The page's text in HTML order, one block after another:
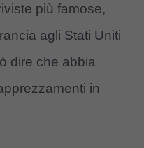
più famose,
agli Stati Uniti
dire che abbia
in